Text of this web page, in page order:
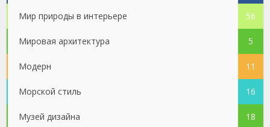
Мир природы в интерьере 56
Мировая архитектура 5
Модерн 11
Морской стиль 16
Музей дизайна 18